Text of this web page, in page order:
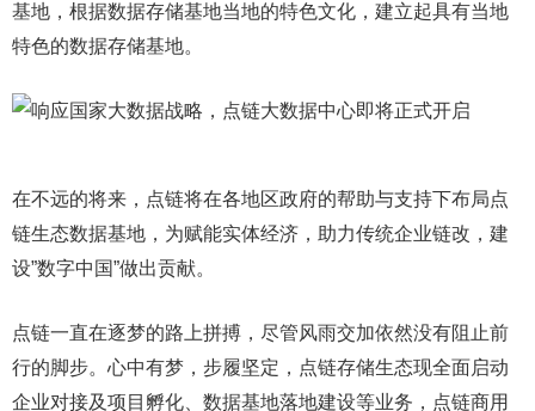
基地，根据数据存储基地当地的特色文化，建立起具有当地
特色的数据存储基地。
在不远的将来，点链将在各地区政府的帮助与支持下布局点
链生态数据基地，为赋能实体经济，助力传统企业链改，建
设”数字中国”做出贡献。
点链一直在逐梦的路上拼搏，尽管风雨交加依然没有阻止前
行的脚步。心中有梦，步履坚定，点链存储生态现全面启动
企业对接及项目孵化、数据基地落地建设等业务，点链商用